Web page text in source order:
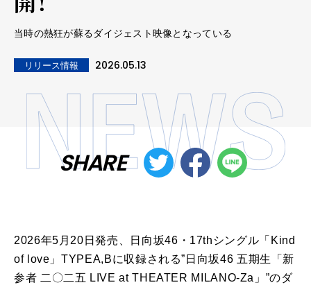
当時の熱狂が蘇るダイジェスト映像となっている
リリース情報 2026.05.13
SHARE
2026年5月20日発売、日向坂46・17thシングル「Kind
of love」TYPEA,Bに収録される”日向坂46 五期生「新
参者 二〇二五 LIVE at THEATER MILANO-Za」”のダ